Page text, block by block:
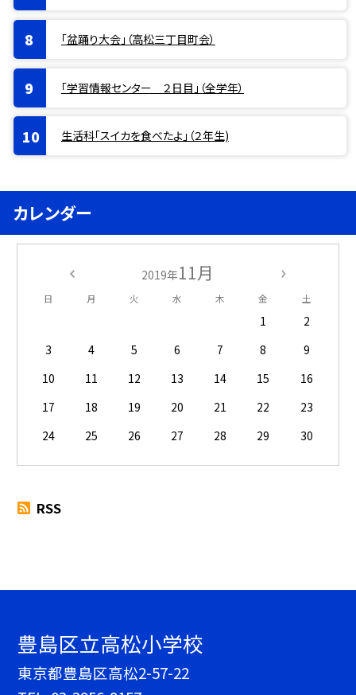
「盆踊り大会」（高松三丁目町会）
「学習情報センター ２日目」（全学年）
生活科「スイカを食べたよ」（２年生)
カレンダー
2019年11月
日 月 火 水 木 金 土
1
2
3
4 5 6 7 8
9
10
11 12 13 14 15
16
17
18 19 20 21 22
23
24
25 26 27 28 29 30
RSS
豊島区立高松小学校
東京都豊島区高松2-57-22